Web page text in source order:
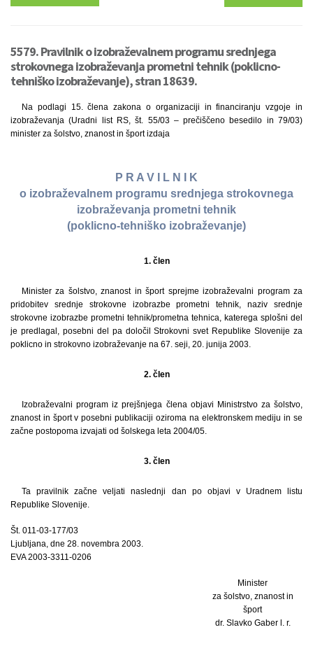
5579. Pravilnik o izobraževalnem programu srednjega
strokovnega izobraževanja prometni tehnik (poklicno-
tehniško izobraževanje), stran 18639.
Na podlagi 15. člena zakona o organizaciji in financiranju vzgoje in
izobraževanja (Uradni list RS, št. 55/03 – prečiščeno besedilo in 79/03)
minister za šolstvo, znanost in šport izdaja
P R A V I L N I K
o izobraževalnem programu srednjega strokovnega
izobraževanja prometni tehnik
(poklicno-tehniško izobraževanje)
1. člen
Minister za šolstvo, znanost in šport sprejme izobraževalni program za
pridobitev srednje strokovne izobrazbe prometni tehnik, naziv srednje
strokovne izobrazbe prometni tehnik/prometna tehnica, katerega splošni del
je predlagal, posebni del pa določil Strokovni svet Republike Slovenije za
poklicno in strokovno izobraževanje na 67. seji, 20. junija 2003.
2. člen
Izobraževalni program iz prejšnjega člena objavi Ministrstvo za šolstvo,
znanost in šport v posebni publikaciji oziroma na elektronskem mediju in se
začne postopoma izvajati od šolskega leta 2004/05.
3. člen
Ta pravilnik začne veljati naslednji dan po objavi v Uradnem listu
Republike Slovenije.
Št. 011-03-177/03
Ljubljana, dne 28. novembra 2003.
EVA 2003-3311-0206
Minister
za šolstvo, znanost in
šport
dr. Slavko Gaber l. r.